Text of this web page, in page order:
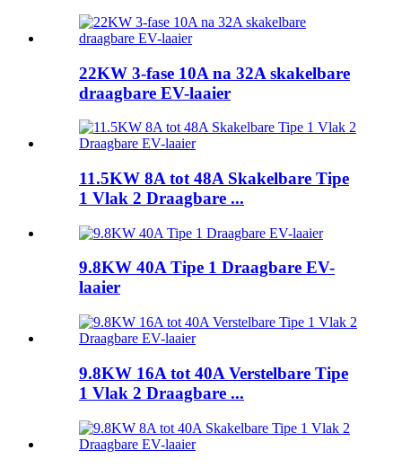
22KW 3-fase 10A na 32A skakelbare
draagbare EV-laaier
11.5KW 8A tot 48A Skakelbare Tipe
1 Vlak 2 Draagbare ...
9.8KW 40A Tipe 1 Draagbare EV-
laaier
9.8KW 16A tot 40A Verstelbare Tipe
1 Vlak 2 Draagbare ...